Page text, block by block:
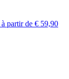
à partir de € 59,90